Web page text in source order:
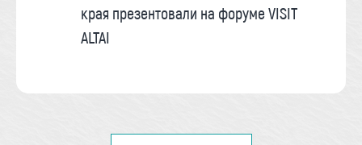
края презентовали на форуме VISIT
ALTAI